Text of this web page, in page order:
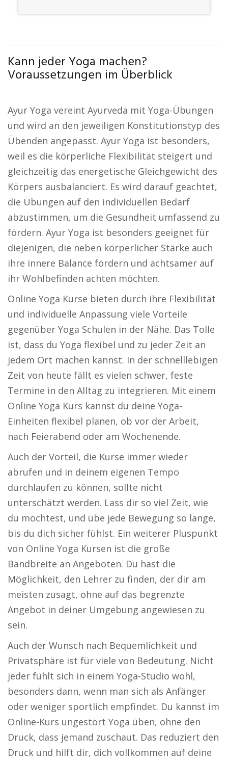
Kann jeder Yoga machen?
Voraussetzungen im Überblick
Ayur Yoga vereint Ayurveda mit Yoga-Übungen
und wird an den jeweiligen Konstitutionstyp des
Übenden angepasst. Ayur Yoga ist besonders,
weil es die körperliche Flexibilität steigert und
gleichzeitig das energetische Gleichgewicht des
Körpers ausbalanciert. Es wird darauf geachtet,
die Übungen auf den individuellen Bedarf
abzustimmen, um die Gesundheit umfassend zu
fördern. Ayur Yoga ist besonders geeignet für
diejenigen, die neben körperlicher Stärke auch
ihre innere Balance fördern und achtsamer auf
ihr Wohlbefinden achten möchten.
Online Yoga Kurse bieten durch ihre Flexibilität
und individuelle Anpassung viele Vorteile
gegenüber Yoga Schulen in der Nähe. Das Tolle
ist, dass du Yoga flexibel und zu jeder Zeit an
jedem Ort machen kannst. In der schnelllebigen
Zeit von heute fällt es vielen schwer, feste
Termine in den Alltag zu integrieren. Mit einem
Online Yoga Kurs kannst du deine Yoga-
Einheiten flexibel planen, ob vor der Arbeit,
nach Feierabend oder am Wochenende.
Auch der Vorteil, die Kurse immer wieder
abrufen und in deinem eigenen Tempo
durchlaufen zu können, sollte nicht
unterschätzt werden. Lass dir so viel Zeit, wie
du möchtest, und übe jede Bewegung so lange,
bis du dich sicher fühlst. Ein weiterer Pluspunkt
von Online Yoga Kursen ist die große
Bandbreite an Angeboten. Du hast die
Möglichkeit, den Lehrer zu finden, der dir am
meisten zusagt, ohne auf das begrenzte
Angebot in deiner Umgebung angewiesen zu
sein.
Auch der Wunsch nach Bequemlichkeit und
Privatsphäre ist für viele von Bedeutung. Nicht
jeder fühlt sich in einem Yoga-Studio wohl,
besonders dann, wenn man sich als Anfänger
oder weniger sportlich empfindet. Du kannst im
Online-Kurs ungestört Yoga üben, ohne den
Druck, dass jemand zuschaut. Das reduziert den
Druck und hilft dir, dich vollkommen auf deine